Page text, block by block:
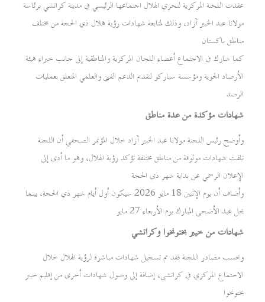
عقدت اللجنة المركزية لتحري الهلال اجتماعها الرئيسي في مدينة كراتشي برئاسة
مولانا عبد الخبير آزاد، وذلك لمتابعة شهادات رؤية هلال ذي الحجة من مختلف
مناطق باكستان
كما شارك في الاجتماع أعضاء اللجان المركزية والمناطقية إلى جانب خبراء هيئة
الأرصاد الجوية ومؤسسة سباركو لتقديم الدعم الفني والعلمي المتعلق بعمليات
الرصد
شهادات مؤكدة من عدة مناطق
وأوضح رئيس اللجنة مولانا عبد الخبير آزاد خلال المؤتمر الصحفي أن اللجنة
تلقت شهادات موثوقة من مناطق مختلفة تؤكد رؤية الهلال، وهو ما أدى إلى
الإعلان الرسمي عن بداية شهر ذي الحجة
وأضاف أن يوم الإثنين 18 مايو 2026 سيكون أول أيام شهر ذي الحجة، بينما
يحل عيد الأضحى المبارك يوم الأربعاء 27 مايو
شهادات من خيبر بختونخوا وكراتشي
وبحسب مصادر اللجنة فقد تم تسجيل شهادات مباشرة لرؤية الهلال خلال
الاجتماع المركزي في كراتشي، إضافة إلى وصول شهادات أخرى من إقليم خيبر
بختونخوا